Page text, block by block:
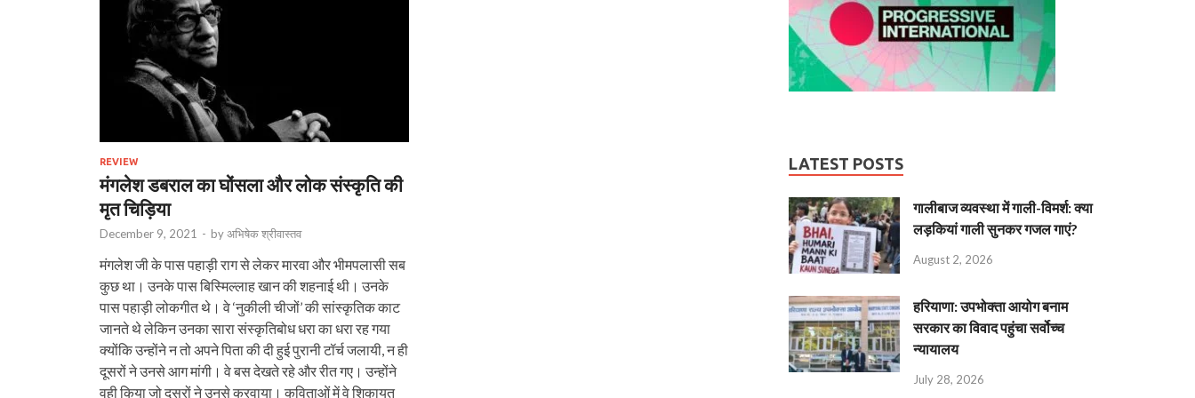
REVIEW
मंगलेश डबराल का घोंसला और लोक संस्कृति की
मृत चिड़िया
December 9, 2021 - byअभिषेक श्रीवास्तव
मंगलेश जी के पास पहाड़ी राग से लेकर मारवा और भीमपलासी सब
कुछ था। उनके पास बिस्मिल्‍लाह खान की शहनाई थी। उनके
पास पहाड़ी लोकगीत थे। वे ‘नुकीली चीजों’ की सांस्‍कृतिक काट
जानते थे लेकिन उनका सारा संस्‍कृतिबोध धरा का धरा रह गया
क्‍योंकि उन्‍होंने न तो अपने पिता की दी हुई पुरानी टॉर्च जलायी, न ही
दूसरों ने उनसे आग मांगी। वे बस देखते रहे और रीत गए। उन्‍होंने
वही किया जो दूसरों ने उनसे करवाया। कविताओं में वे शिकायत
LATEST POSTS
गालीबाज व्‍यवस्‍था में गाली-विमर्श: क्या
लड़कियां गाली सुनकर गजल गाएं?
August 2, 2026
हरियाणा: उपभोक्ता आयोग बनाम
सरकार का विवाद पहुंचा सर्वोच्च
न्यायालय
July 28, 2026